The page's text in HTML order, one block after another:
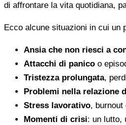
di affrontare la vita quotidiana,
Ecco alcune situazioni in cui un
Ansia che non riesci a
Attacchi di panico o
Tristezza prolungata,
Problemi nella relazione
Stress lavorativo, burnout
Momenti di crisi: un lutto,